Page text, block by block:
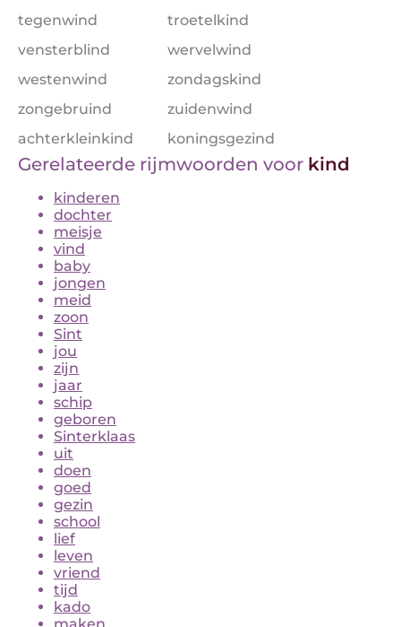
tegenwind
troetelkind
vensterblind
wervelwind
westenwind
zondagskind
zongebruind
zuidenwind
achterkleinkind
koningsgezind
Gerelateerde rijmwoorden voor kind
kinderen
dochter
meisje
vind
baby
jongen
meid
zoon
Sint
jou
zijn
jaar
schip
geboren
Sinterklaas
uit
doen
goed
gezin
school
lief
leven
vriend
tijd
kado